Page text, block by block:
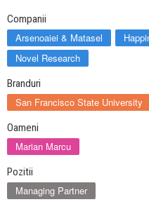
Companii
Arsenoaiei & Matasel
Novel Research
Branduri
San Francisco State University
Oameni
Marian Marcu
Pozitii
Managing Partner